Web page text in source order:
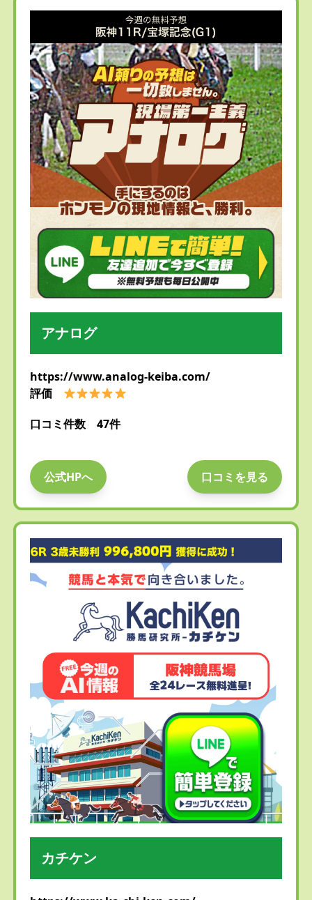
アナログ
https://www.analog-keiba.com/
評価
口コミ件数 47件
公式HPへ 口コミを見る
カチケン